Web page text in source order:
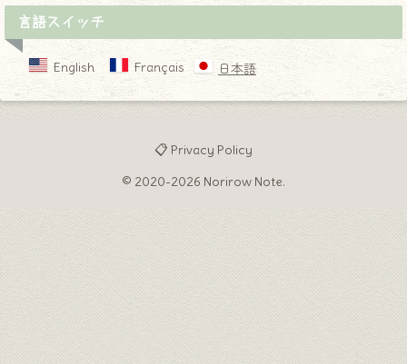
言語スイッチ
English Français 日本語
📋 Privacy Policy
© 2020-2026 Norirow Note.